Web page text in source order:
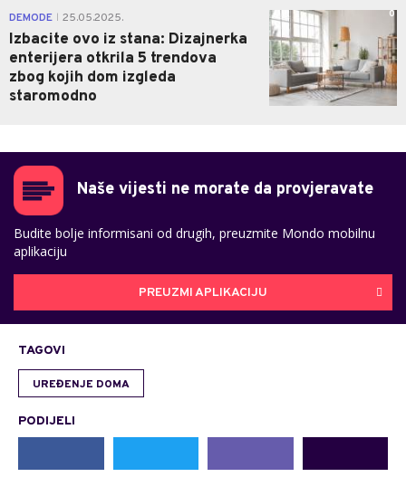
DEMODE 25.05.2025.
Izbacite ovo iz stana: Dizajnerka
enterijera otkrila 5 trendova
zbog kojih dom izgleda
staromodno
0
Naše vijesti ne morate da provjeravate
Budite bolje informisani od drugih, preuzmite Mondo mobilnu
aplikaciju
PREUZMI APLIKACIJU
TAGOVI
UREĐENJE DOMA
PODIJELI